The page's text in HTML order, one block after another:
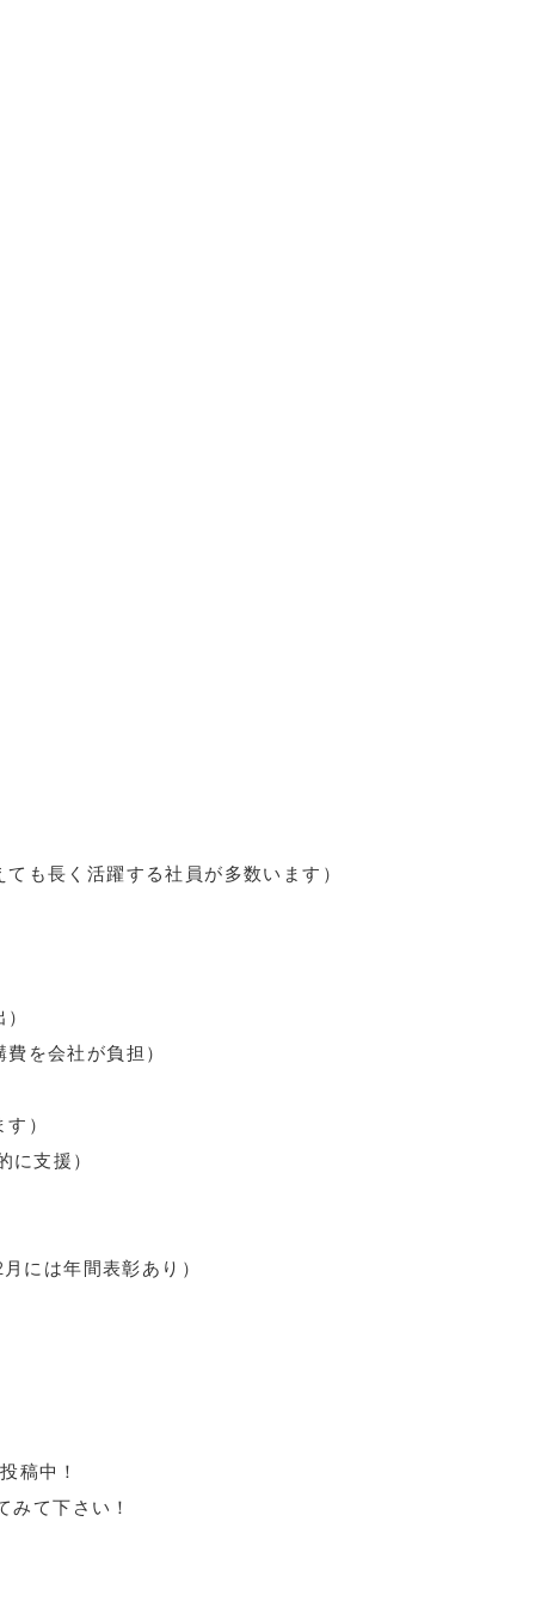
も長く活躍する社員が多数います）
を会社が負担）
）
支援）
には年間表彰あり）
稿中！
みて下さい！